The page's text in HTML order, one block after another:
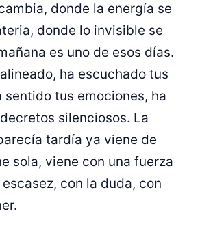
donde la energía se
donde lo invisible se
es uno de esos días.
ha escuchado tus
sentido tus emociones, ha
silenciosos. La
tardía ya viene de
sola, viene con una fuerza
con la duda, con